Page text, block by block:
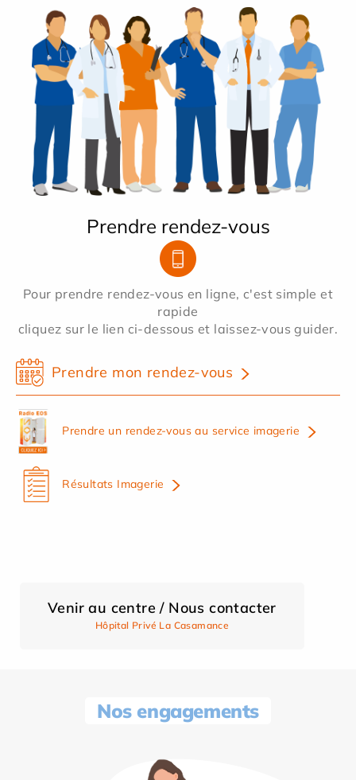
Prendre rendez-vous
Pour prendre rendez-vous en ligne, c'est simple et
rapide
cliquez sur le lien ci-dessous et laissez-vous guider.
Prendre mon rendez-vous
Prendre un rendez-vous au service imagerie
Résultats Imagerie
Venir au centre / Nous contacter
Hôpital Privé La Casamance
Nos engagements